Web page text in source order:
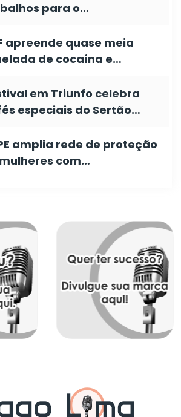
para o…
apreende quase meia
de cocaína e…
em Triunfo celebra
especiais do Sertão…
amplia rede de proteção
com…